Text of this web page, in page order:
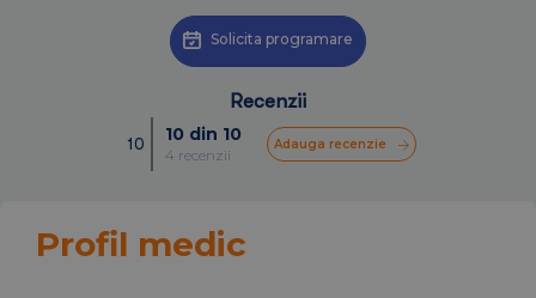
Solicita programare
Recenzii
10 10 din 10
4 recenzii
Adauga recenzie
Profil medic